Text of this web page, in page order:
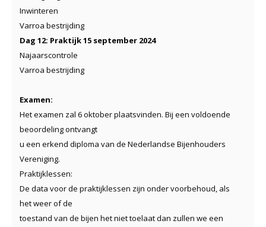
Inwinteren
Varroa bestrijding
Dag 12: Praktijk 15 september 2024
Najaarscontrole
Varroa bestrijding
Examen:
Het examen zal 6 oktober plaatsvinden. Bij een voldoende
beoordeling ontvangt
u een erkend diploma van de Nederlandse Bijenhouders
Vereniging.
Praktijklessen:
De data voor de praktijklessen zijn onder voorbehoud, als
het weer of de
toestand van de bijen het niet toelaat dan zullen we een